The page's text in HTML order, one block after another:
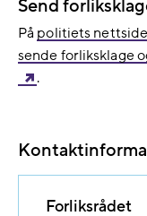
Send
På politiets
sende forliksklage
.
Forliksrådet